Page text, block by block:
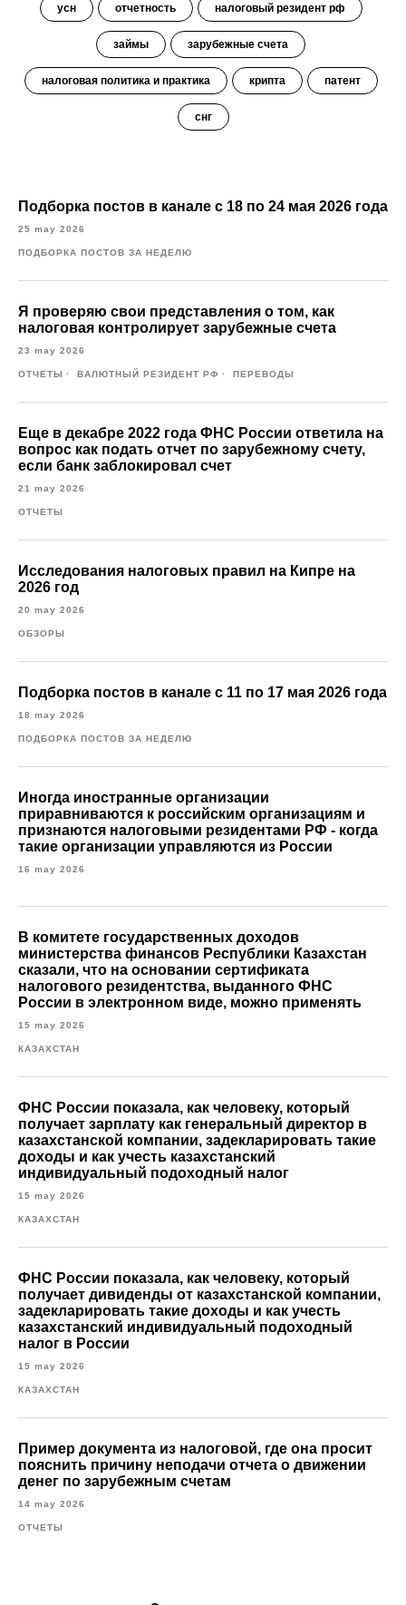
усн отчетность налоговый резидент рф
займы зарубежные счета
налоговая политика и практика крипта патент
снг
Подборка постов в канале с 18 по 24 мая 2026 года
25 may 2026
ПОДБОРКА ПОСТОВ ЗА НЕДЕЛЮ
Я проверяю свои представления о том, как
налоговая контролирует зарубежные счета
23 may 2026
ОТЧЕТЫ ВАЛЮТНЫЙ РЕЗИДЕНТ РФ ПЕРЕВОДЫ
Еще в декабре 2022 года ФНС России ответила на
вопрос как подать отчет по зарубежному счету,
если банк заблокировал счет
21 may 2026
ОТЧЕТЫ
Исследования налоговых правил на Кипре на
2026 год
20 may 2026
ОБЗОРЫ
Подборка постов в канале с 11 по 17 мая 2026 года
18 may 2026
ПОДБОРКА ПОСТОВ ЗА НЕДЕЛЮ
Иногда иностранные организации
приравниваются к российским организациям и
признаются налоговыми резидентами РФ - когда
такие организации управляются из России
16 may 2026
В комитете государственных доходов
министерства финансов Республики Казахстан
сказали, что на основании сертификата
налогового резидентства, выданного ФНС
России в электронном виде, можно применять
15 may 2026
КАЗАХСТАН
ФНС России показала, как человеку, который
получает зарплату как генеральный директор в
казахстанской компании, задекларировать такие
доходы и как учесть казахстанский
индивидуальный подоходный налог
15 may 2026
КАЗАХСТАН
ФНС России показала, как человеку, который
получает дивиденды от казахстанской компании,
задекларировать такие доходы и как учесть
казахстанский индивидуальный подоходный
налог в России
15 may 2026
КАЗАХСТАН
Пример документа из налоговой, где она просит
пояснить причину неподачи отчета о движении
денег по зарубежным счетам
14 may 2026
ОТЧЕТЫ